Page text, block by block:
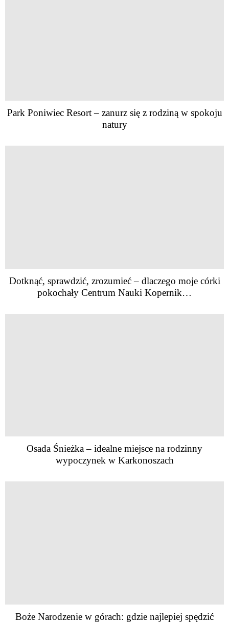
Park Poniwiec Resort – zanurz się z rodziną w spokoju
natury
Dotknąć, sprawdzić, zrozumieć – dlaczego moje córki
pokochały Centrum Nauki Kopernik…
Osada Śnieżka – idealne miejsce na rodzinny
wypoczynek w Karkonoszach
Boże Narodzenie w górach: gdzie najlepiej spędzić